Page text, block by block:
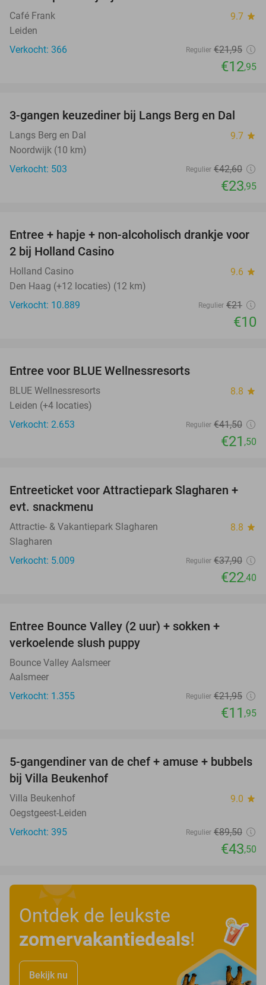
Café Frank 9.7 star
Leiden
Verkocht: 366
Regulier €21,95
€12,95
44%
3-gangen keuzediner bij Langs Berg en Dal
Langs Berg en Dal 9.7 star
Noordwijk (10 km)
Verkocht: 503
Regulier €42,60
€23,95
52%
Entree + hapje + non-alcoholisch drankje voor
2 bij Holland Casino
Holland Casino 9.6 star
Den Haag (+12 locaties) (12 km)
Verkocht: 10.889
Regulier €21
€10
Entree voor BLUE Wellnessresorts
BLUE Wellnessresorts 8.8 star
Leiden (+4 locaties)
Verkocht: 2.653
Regulier €41,50
€21 ,50
41%
Entreeticket voor Attractiepark Slagharen +
evt. snackmenu
Attractie- & Vakantiepark Slagharen 8.8 star
Slagharen
Verkocht: 5.009
Regulier €37,90
€22,40
Entree Bounce Valley (2 uur) + sokken +
verkoelende slush puppy
Bounce Valley Aalsmeer
Aalsmeer
Verkocht: 1.355
Regulier €21,95
€11 ,95
51%
5-gangendiner van de chef + amuse + bubbels
bij Villa Beukenhof
Villa Beukenhof 9.0 star
Oegstgeest-Leiden
Verkocht: 395
Regulier €89,50
€43,50
Ontdek de leukste
zomervakantiedeals!
Bekijk nu